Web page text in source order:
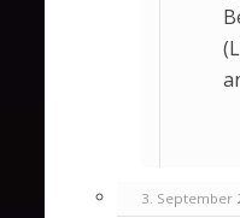
3. September